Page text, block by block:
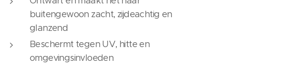
buitengewoon zacht, zijdeachtig en
glanzend
Beschermt tegen UV, hitte en
omgevingsinvloeden